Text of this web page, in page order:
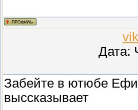
Дата:
Забейте в ютюбе
выссказывает